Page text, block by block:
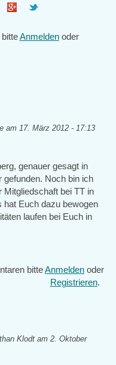
Anmeldenoder
am 17. März 2012 - 17:13
genauer gesagt in
gefunden. Noch bin ich
bei TT in
hat Euch dazu bewogen
laufen bei Euch in
bitteAnmelden oder
Registrieren.
Klodt am 2. Oktober